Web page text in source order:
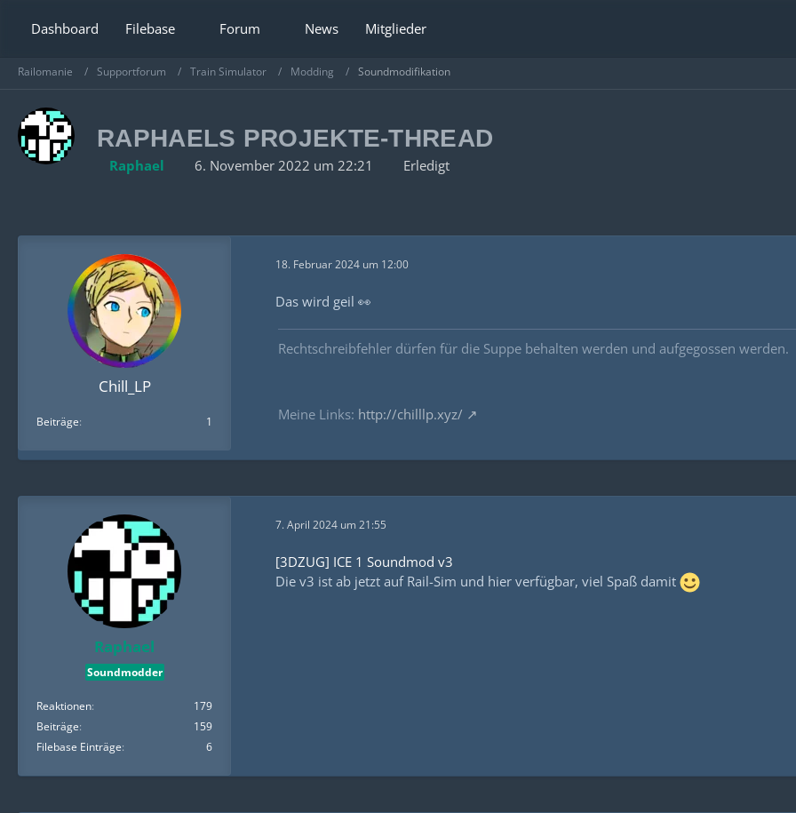
Dashboard Filebase Forum News Mitglieder
Railomanie Supportforum Train Simulator Modding Soundmodifikation
RAPHAELS PROJEKTE-THREAD
Raphael 6. November 2022 um 22:21 Erledigt
Chill_LP
Beiträge 1
18. Februar 2024 um 12:00
Das wird geil 👀
Rechtschreibfehler dürfen für die Suppe behalten werden und aufgegossen werden.
Meine Links: http://chilllp.xyz/
Raphael
Soundmodder
Reaktionen
179
Beiträge
159
Filebase Einträge
6
7. April 2024 um 21:55
[3DZUG] ICE 1 Soundmod v3
Die v3 ist ab jetzt auf Rail-Sim und hier verfügbar, viel Spaß damit